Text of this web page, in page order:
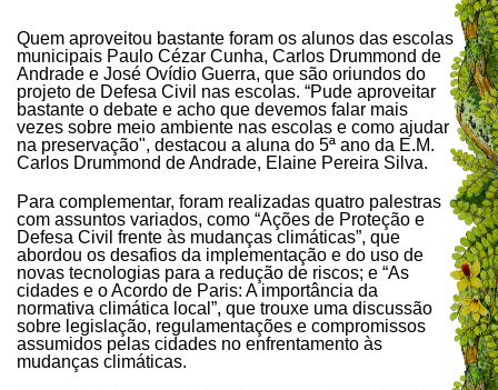
Quem aproveitou bastante foram os alunos das escolas
municipais Paulo Cézar Cunha, Carlos Drummond de
Andrade e José Ovídio Guerra, que são oriundos do
projeto de Defesa Civil nas escolas. “Pude aproveitar
bastante o debate e acho que devemos falar mais
vezes sobre meio ambiente nas escolas e como ajudar
na preservação", destacou a aluna do 5ª ano da E.M.
Carlos Drummond de Andrade, Elaine Pereira Silva.
Para complementar, foram realizadas quatro palestras
com assuntos variados, como “Ações de Proteção e
Defesa Civil frente às mudanças climáticas”, que
abordou os desafios da implementação e do uso de
novas tecnologias para a redução de riscos; e “As
cidades e o Acordo de Paris: A importância da
normativa climática local”, que trouxe uma discussão
sobre legislação, regulamentações e compromissos
assumidos pelas cidades no enfrentamento às
mudanças climáticas.